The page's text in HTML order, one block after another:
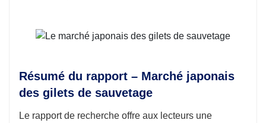
Résumé du rapport – Marché japonais
des gilets de sauvetage
Le rapport de recherche offre aux lecteurs une